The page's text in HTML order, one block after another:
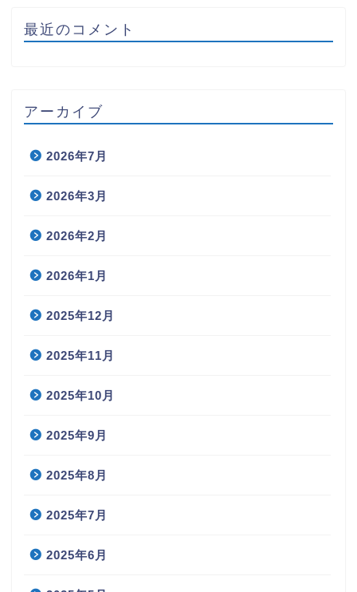
最近のコメント
アーカイブ
2026年7月
2026年3月
2026年2月
2026年1月
2025年12月
2025年11月
2025年10月
2025年9月
2025年8月
2025年7月
2025年6月